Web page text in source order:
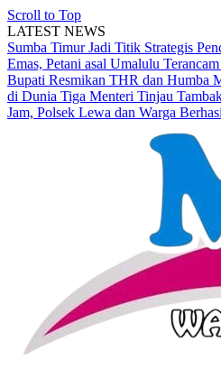
Scroll to Top
LATEST NEWS
Sumba Timur Jadi Titik Strategis
Emas, Petani asal Umalulu
Bupati Resmikan THR dan Humba
di Dunia Tiga Menteri Tinjau
Jam, Polsek Lewa dan Warga